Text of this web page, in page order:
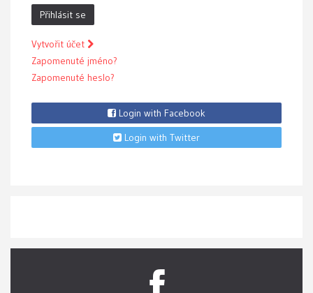
Přihlásit se
Vytvořit účet
Zapomenuté jméno?
Zapomenuté heslo?
Login with Facebook
Login with Twitter